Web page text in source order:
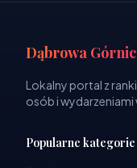
Dąbrowa
Lokalny portal z
osób i wydarzeniami
Popularne kategorie